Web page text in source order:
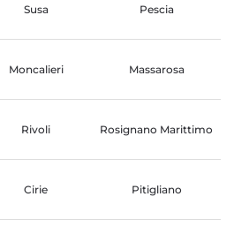
Susa Pescia
Moncalieri Massarosa
Rivoli Rosignano Marittimo
Cirie Pitigliano